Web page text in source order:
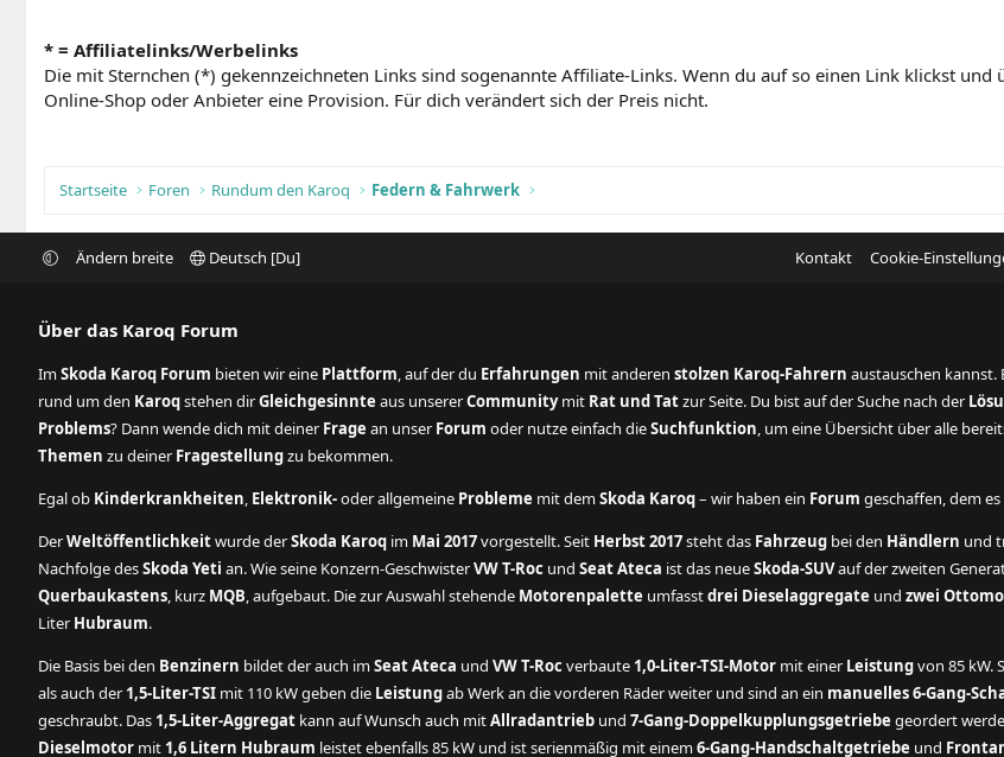
* = Affiliatelinks/Werbelinks
Die mit Sternchen (*) gekennzeichneten Links sind sogenannte Affiliate-Links. Wenn du auf so einen Link klickst
Online-Shop oder Anbieter eine Provision. Für dich verändert sich der Preis nicht.
Startseite Foren Rundum den Karoq Federn & Fahrwerk
Ändern breite Deutsch [Du] Kontakt Cookie-
Über das Karoq Forum
ImSkoda Karoq Forum bieten wir eine Plattform, auf der du Erfahrungen mit anderen stolzen Karoq-Fahrern austauschen kannst.
rund um den Karoqstehen dirGleichgesinnte aus unsererCommunitymit Rat und Tatzur Seite. Du bist auf der Suche nach der
Problems? Dann wende dich mit deiner Frage an unser Forum oder nutze einfach dieSuchfunktion, um eine Übersicht über alle
Themen zu deiner Fragestellungzu bekommen.
Egal ob Kinderkrankheiten, Elektronik-oder allgemeine Probleme mit demSkoda Karoq– wir haben ein Forum geschaffen, dem
DerWeltöffentlichkeitwurde derSkoda Karoq im Mai 2017vorgestellt. Seit Herbst 2017steht das Fahrzeug bei den Händlern und
Nachfolge desSkoda Yeti an. Wie seine Konzern-GeschwisterVW T-Roc und Seat Ateca ist das neueSkoda-SUVauf der zweiten
Querbaukastens, kurz MQB, aufgebaut. Die zur Auswahl stehende Motorenpalette umfasstdrei Dieselaggregate und zwei
Liter Hubraum.
Die Basis bei den Benzinern bildet der auch imSeat Ateca und VW T-Rocverbaute 1,0-Liter-TSI-Motor mit einer Leistungvon 85 kW.
als auch der 1,5-Liter-TSI mit 110 kW geben die Leistungab Werk an die vorderen Räder weiter und sind an ein manuelles 6-Gang-
geschraubt. Das 1,5-Liter-Aggregat kann auf Wunsch auch mitAllradantrieb und 7-Gang-Doppelkupplungsgetriebe geordert
Dieselmotor mit 1,6 Litern Hubraum leistet ebenfalls 85 kW und ist serienmäßig mit einem6-Gang-Handschaltgetriebe und